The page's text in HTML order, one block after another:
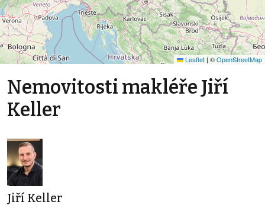
Leaflet | ©OpenStreetMap
Nemovitosti makléře Jiří
Keller
Jiří Keller